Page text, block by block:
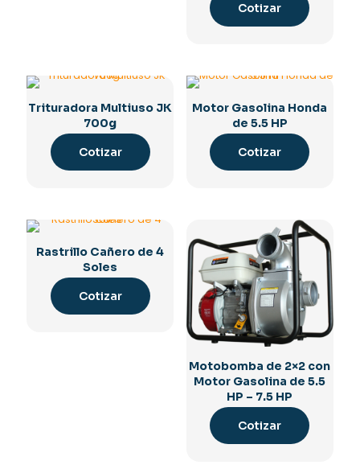
Cotizar
Trituradora Multiuso JK
700g
Cotizar
Motor Gasolina Honda
de 5.5 HP
Cotizar
Rastrillo Cañero de 4
Soles
Cotizar
Motobomba de 2×2 con
Motor Gasolina de 5.5
HP – 7.5 HP
Cotizar